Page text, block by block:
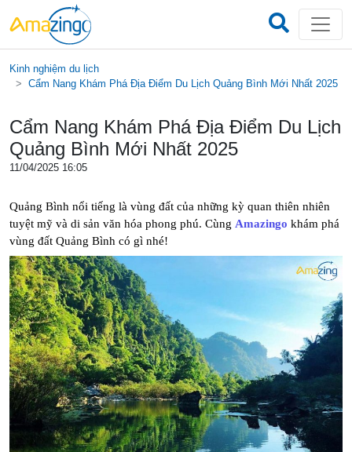
Kinh nghiệm du lịch
Cẩm Nang Khám Phá Địa Điểm Du Lịch Quảng Bình Mới Nhất 2025
Cẩm Nang Khám Phá Địa Điểm Du Lịch
Quảng Bình Mới Nhất 2025
11/04/2025 16:05
Quảng Bình nổi tiếng là vùng đất của những kỳ quan thiên nhiên
tuyệt mỹ và di sản văn hóa phong phú. Cùng Amazingo khám phá
vùng đất Quảng Bình có gì nhé!